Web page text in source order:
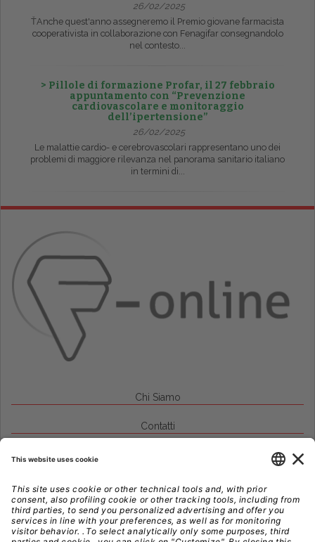
26/02/2025
ŤAnche quest'anno assegneremo il Premio giovane farmacista
cooperativista in collaborazione con Fenagifar consegnandolo
nel contesto...
> Pillole di formazione Profar, il 27 febbraio
appuntamento con “Prevenzione
cardiovascolare e monitoraggio
dell’ipertensione”
26/02/2025
Le malattie cardio- e cerebrovascolari rappresentano uno dei
problemi di maggiore rilevanza nel panorama sanitario italiano
in termini di...
Chi Siamo
Contatti
Note Legali
Privacy